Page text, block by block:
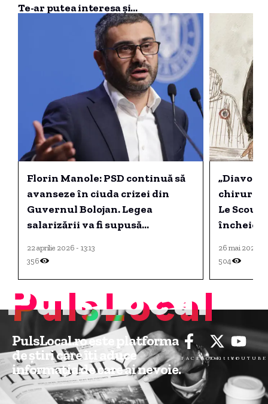
Te-ar putea interesa și...
Florin Manole: PSD continuă să
avanseze în ciuda crizei din
Guvernul Bolojan. Legea
salarizării va fi supusă
22 aprilie 2026 - 13:13
356
Le
26 mai 2025 -
504
PulsLocal
PulsLocal.ro este platforma
de știri care îți aduce
informația de care ai nevoie.
FACEBOOKTwitterYOUTUBE